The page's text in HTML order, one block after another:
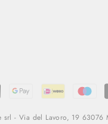
- Via del Lavoro, 19 63076